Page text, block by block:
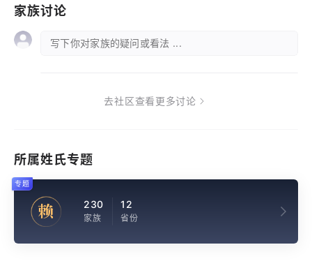
家族讨论
写下你对家族的疑问或看法 ...
去社区查看更多讨论
所属姓氏专题
赖 230
家族
12
省份
专题